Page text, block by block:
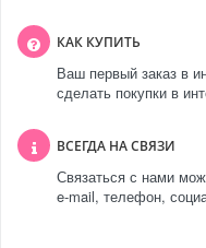
КАК КУПИТЬ
Ваш первый заказ в
сделать покупки в
ВСЕГДА НА СВЯЗИ
Связаться с нами
e-mail, телефон,